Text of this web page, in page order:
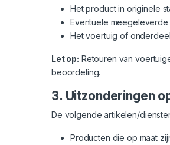
Het product in originele
Eventuele
Het voertuig of
Let op: Retouren van
beoordeling.
3. Uitzonderingen
De volgende artikelen/
Producten die op maat